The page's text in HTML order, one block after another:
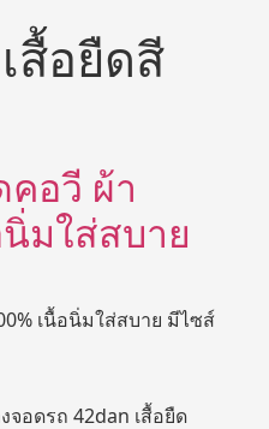
เสื้อยืดสี
คอวี ผ้า
มใส่สบาย
เนื้อนิ่มใส่สบาย มีไซส์
จอดรถ 42dan เสื้อยืด